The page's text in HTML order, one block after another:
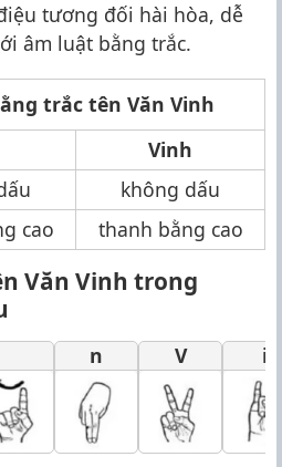
tương đối hài hòa, dễ
âm luật bằng trắc.
trắc tên Văn Vinh
Vinh
không dấu
cao thanh bằng cao
Văn Vinh trong
n V i